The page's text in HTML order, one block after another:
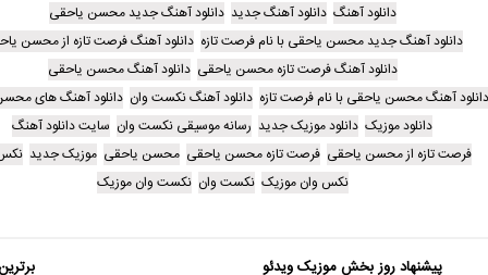
دانلود آهنگ دانلود آهنگ جدید دانلود آهنگ جدید محسن یاحقی
دانلود آهنگ جدید محسن یاحقی با نام فرصت تازه دانلود آهنگ فرصت تازه از محسن
دانلود آهنگ فرصت تازه محسن یاحقی دانلود آهنگ محسن یاحقی
دانلود آهنگ محسن یاحقی با نام فرصت تازه دانلود آهنگ نکست وان دانلود آهنگ های
دانلود موزیک دانلود موزیک جدید رسانه موسیقی نکست وان سایت دانلود آهنگ
فرصت تازه از محسن یاحقی فرصت تازه محسن یاحقی محسن یاحقی موزیک جدید
نکس وان موزیک نکست وان نکست وان موزیک
پیشنهاد روز بخش موزیک ویدئو